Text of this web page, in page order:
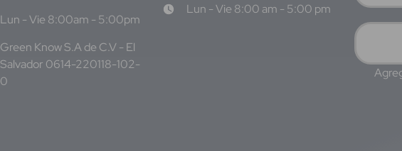
Lun - Vie 8:00am - 5:00pm
Green Know S.A de C.V - El
Salvador 0614-220118-102-
0
Lun - Vie 8:00 am - 5:00 pm